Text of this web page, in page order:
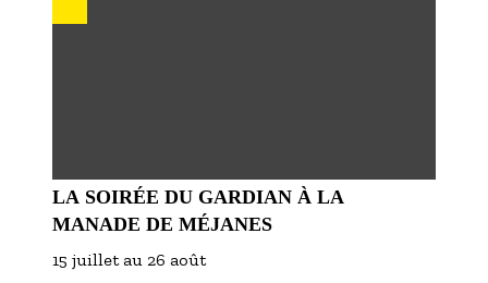
LA SOIRÉE DU GARDIAN À LA
MANADE DE MÉJANES
15 juillet au 26 août